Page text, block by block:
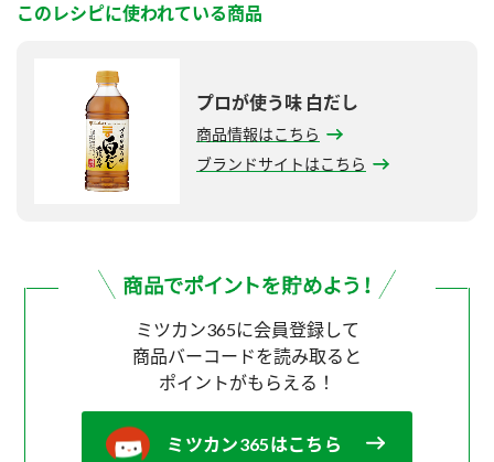
このレシピに使われている商品
プロが使う味 白だし
商品情報はこちら
ブランドサイトはこちら
ミツカン365に会員登録して
商品バーコードを読み取ると
ポイントがもらえる！
ミツカン365はこちら